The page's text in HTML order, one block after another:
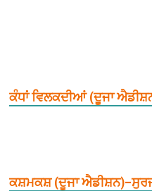
ਕੰਧਾਂ ਵਿਲਕਦੀਆਂ (ਦੂਜਾ
ਕਸ਼ਮਕਸ਼ (ਦੂਜਾ